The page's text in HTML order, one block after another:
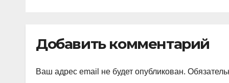
Добавить комментарий
Ваш адрес email не будет опубликован.